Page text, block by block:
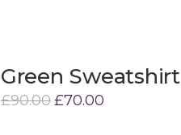
Add to cart
Green Sweatshirt
£90.00£70.00